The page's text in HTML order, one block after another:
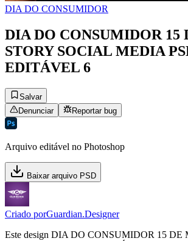
DIA DO CONSUMIDOR
DIA DO CONSUMIDOR 15
STORY SOCIAL MEDIA
EDITÁVEL 6
Salvar
Denunciar
Reportar bug
Arquivo editável no Photoshop
Baixar arquivo PSD
Criado porGuardian.Designer
Este design DIA DO CONSUMIDOR 15 DE